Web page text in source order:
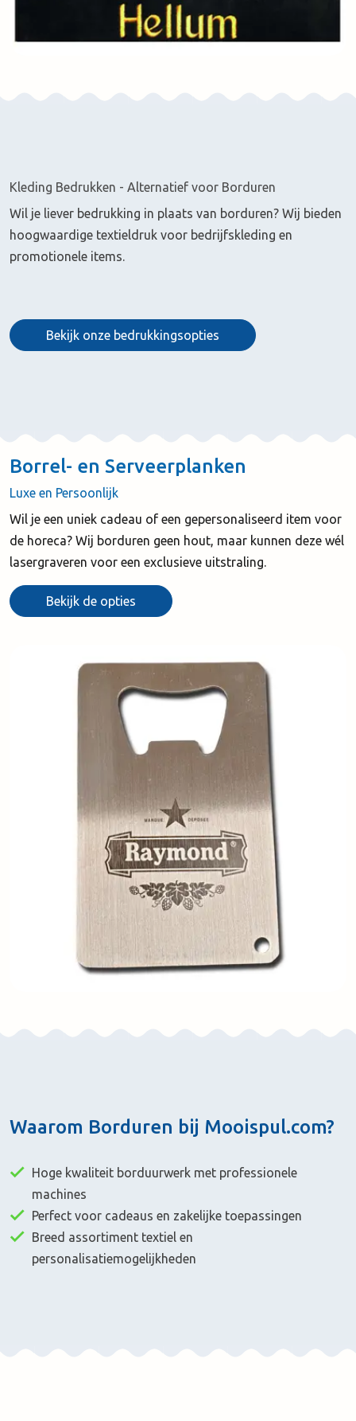
Kleding Bedrukken - Alternatief voor Borduren
Wil je liever bedrukking in plaats van borduren? Wij bieden
hoogwaardige textieldruk voor bedrijfskleding en
promotionele items.
Bekijk onze bedrukkingsopties
Borrel- en Serveerplanken
Luxe en Persoonlijk
Wil je een uniek cadeau of een gepersonaliseerd item voor
de horeca? Wij borduren geen hout, maar kunnen deze wél
lasergraveren voor een exclusieve uitstraling.
Bekijk de opties
Waarom Borduren bij Mooispul.com?
Hoge kwaliteit borduurwerk met professionele
machines
Perfect voor cadeaus en zakelijke toepassingen
Breed assortiment textiel en
personalisatiemogelijkheden